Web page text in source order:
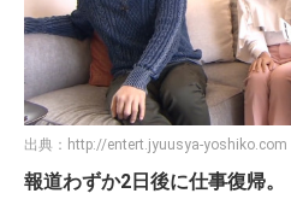
出典： http://entert.jyuusya-yoshiko.com
報道わずか2日後に仕事復帰。